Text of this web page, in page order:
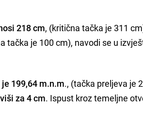
218 cm, (kritična tačka je 311
tačka je 100 cm), navodi se u
199,64 m.n.m., (tačka preljeva je
za 4 cm. Ispust kroz temeljne